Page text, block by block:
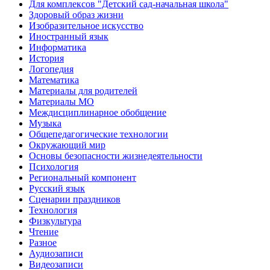
Для комплексов "Детский сад-начальная школа"
Здоровый образ жизни
Изобразительное искусство
Иностранный язык
Информатика
История
Логопедия
Математика
Материалы для родителей
Материалы МО
Междисциплинарное обобщение
Музыка
Общепедагогические технологии
Окружающий мир
Основы безопасности жизнедеятельности
Психология
Региональный компонент
Русский язык
Сценарии праздников
Технология
Физкультура
Чтение
Разное
Аудиозаписи
Видеозаписи